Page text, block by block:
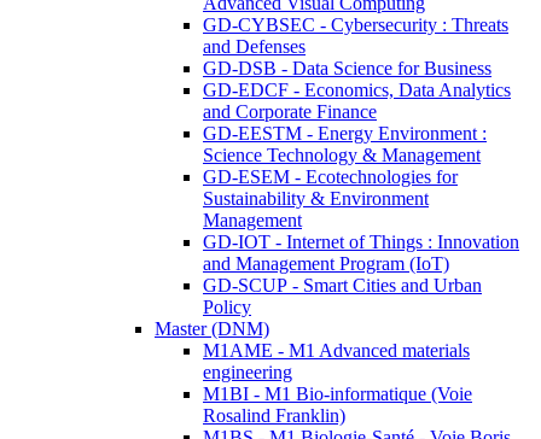
GD-CYBSEC - Cybersecurity : Threats
and Defenses
GD-DSB - Data Science for Business
GD-EDCF - Economics, Data Analytics
and Corporate Finance
GD-EESTM - Energy Environment :
Science Technology & Management
GD-ESEM - Ecotechnologies for
Sustainability & Environment
Management
GD-IOT - Internet of Things : Innovation
and Management Program (IoT)
GD-SCUP - Smart Cities and Urban
Policy
Master (DNM)
M1AME - M1 Advanced materials
engineering
M1BI - M1 Bio-informatique (Voie
Rosalind Franklin)